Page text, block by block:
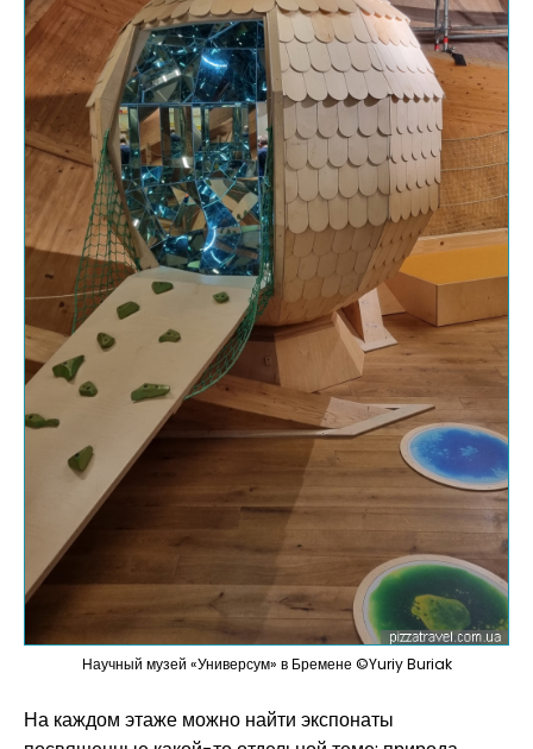
Научный музей «Универсум» в Бремене ©Yuriy Buriak
На каждом этаже можно найти экспонаты